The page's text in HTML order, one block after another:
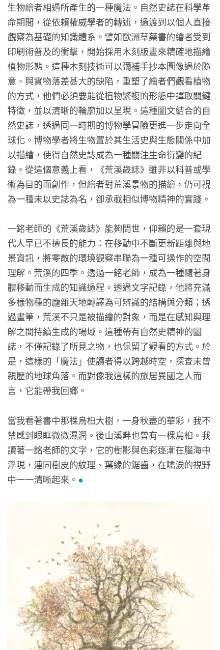
生物繪者相遇所產生的一種魔法。自然史誌在科學革
命期間，從依賴權威學者的轉述，過渡到以個人直接
觀察為基礎的知識體系。譬如歐洲草藥書的繪者受到
印刷術普及的衝擊，開始採用木刻版畫來精確地描繪
植物形態。這種木刻技術可以彌補手抄本圖像過於隨
意、與實物落差甚大的缺陷，重塑了繪者們觀看植物
的方式，他們必須要能從植物繁複的形態中擇取關鍵
特徵，並以清晰的輪廓加以呈現。這種圖文結合的自
然史誌，透過同一時期的博物學冒險更進一步走向全
球化。博物學者將生物置於其生活史與生態關係中加
以描繪，使得自然史誌成為一種關注生命衍變的紀
錄。從這個意義上看，《荒溪歲誌》雖非以科普或學
術為目的而創作，但繪者對荒溪景物的描繪，仍可視
為一種未以史誌為名，卻承載相似博物精神的實踐。
一銘老師的《荒溪歲誌》能夠問世，仰賴的是一套現
代人早已不擅長的能力：在移動中不斷更新距離與地
景資訊，將零散的環境觀察串聯為一種可操作的空間
理解。荒溪的四季。透過一銘老師，成為一種隨著身
體移動而生成的知識過程。透過文字記錄，他將充滿
多樣物種的龐雜天地轉譯為可辨識的結構與分類；透
過畫筆，荒溪不只是被描繪的對象，而是在感知與理
解之間持續生成的場域。這種帶有自然史精神的圖
誌，不僅記錄了所見之物，也保留了觀看的方式。於
是，這樣的「魔法」使讀者得以跨越時空，探查未曾
親歷的地球角落。而對像我這樣的旅居異國之人而
言，它能帶我回鄉。
當我看著書中那棵烏桕大樹，一身秋盡的華彩，我不
禁感到眼眶微微濕潤。後山溪畔也曾有一棵烏桕。我
讀著一銘老師的文字，它的樹影與色彩逐漸在腦海中
浮現，連同樹皮的紋理、葉緣的鋸齒，在噙淚的視野
中一一清晰起來。 ●